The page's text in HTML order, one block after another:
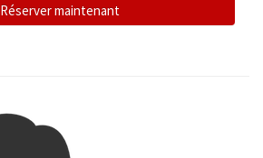
Réserver maintenant